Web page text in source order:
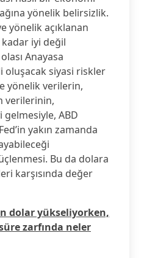
yönelik belirsizlik.
yönelik açıklanan
iyi değil
Anayasa
oluşacak siyasi riskler
yönelik verilerin,
verilerinin,
ABD
yakın zamanda
Bu da dolara
karşısında değer
dolar yükseliyorken,
zarfında neler